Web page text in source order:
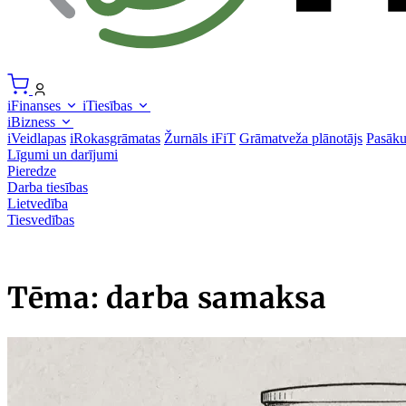
iFinanses
iTiesības
iBizness
iVeidlapas iRokasgrāmatas Žurnāls iFiT Grāmatveža plānotājs
Līgumi un darījumi
Pieredze
Darba tiesības
Lietvedība
Tiesvedības
Tēma: darba samaksa